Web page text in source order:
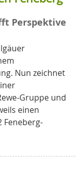
Perspektive
Nun zeichnet
Gruppe und
einen
Feneberg-